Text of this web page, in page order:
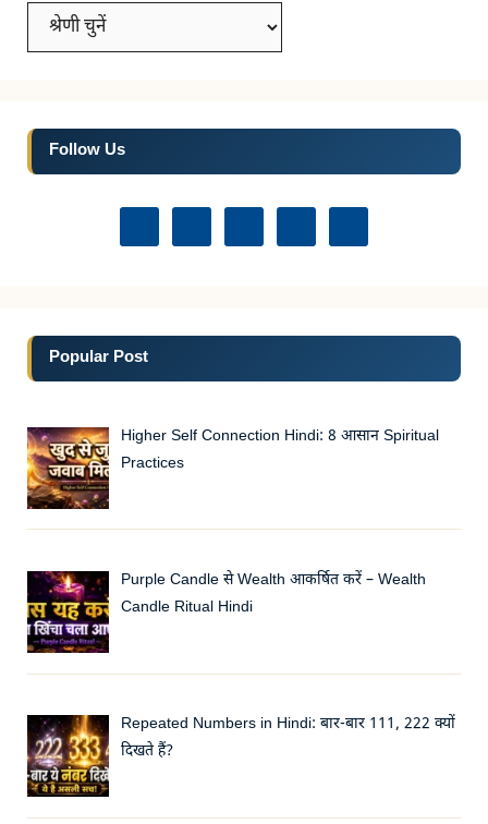
Categories
Follow Us
Popular Post
Higher Self Connection Hindi: 8 आसान Spiritual
Practices
Purple Candle से Wealth आकर्षित करें – Wealth
Candle Ritual Hindi
Repeated Numbers in Hindi: बार-बार 111, 222 क्यों
दिखते हैं?